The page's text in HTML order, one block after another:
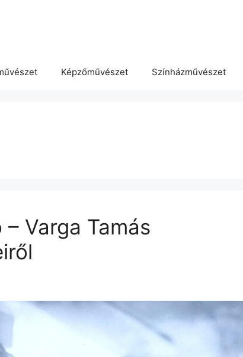
Képzőművészet Színházművészet
Varga Tamás